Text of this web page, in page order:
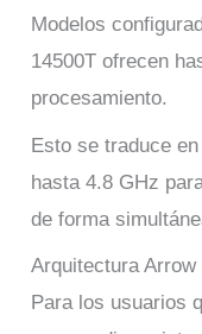
Modelos
14500T ofrecen
procesamiento.
Esto se traduce
hasta 4.8 GHz
de forma
Arquitectura
Para los usuarios